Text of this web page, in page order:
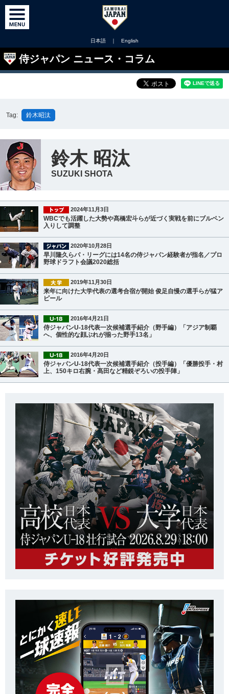
日本語 ｜ English
侍ジャパン ニュース・コラム
Tag: 鈴木昭汰
鈴木 昭汰
SUZUKI SHOTA
2024年11月3日
WBCでも活躍した大勢や髙橋宏斗らが近づく実戦を前にブルペン
入りして調整
2020年10月28日
早川隆久らパ・リーグには14名の侍ジャパン経験者が指名／プロ
野球ドラフト会議2020総括
2019年11月30日
来年に向けた大学代表の選考合宿が開始 俊足自慢の選手らが猛ア
ピール
2016年4月21日
侍ジャパンU-18代表一次候補選手紹介（野手編）「アジア制覇
へ、個性的な顔ぶれが揃った野手13名」
2016年4月20日
侍ジャパンU-18代表一次候補選手紹介（投手編）「優勝投手・村
上、150キロ右腕・髙田など精鋭ぞろいの投手陣」